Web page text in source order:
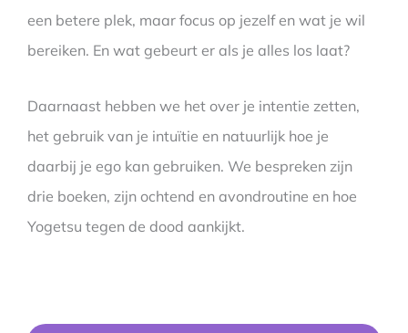
een betere plek, maar focus op jezelf en wat je wil
bereiken. En wat gebeurt er als je alles los laat?
Daarnaast hebben we het over je intentie zetten,
het gebruik van je intuïtie en natuurlijk hoe je
daarbij je ego kan gebruiken. We bespreken zijn
drie boeken, zijn ochtend en avondroutine en hoe
Yogetsu tegen de dood aankijkt.